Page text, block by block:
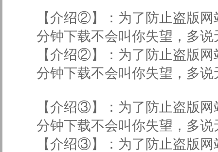
【介绍②】：为了防止盗版
分钟下载不会叫你失望，多说
【介绍②】：为了防止盗版
分钟下载不会叫你失望，多
【介绍③】：为了防止盗版
分钟下载不会叫你失望，多说
【介绍③】：为了防止盗版